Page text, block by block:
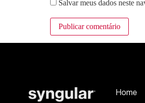
Salvar meus dados neste
Home